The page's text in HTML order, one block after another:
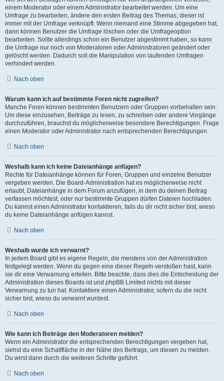
einem Moderator oder einem Administrator bearbeitet werden. Um eine
Umfrage zu bearbeiten, ändere den ersten Beitrag des Themas; dieser ist
immer mit der Umfrage verknüpft. Wenn niemand eine Stimme abgegeben hat,
dann können Benutzer die Umfrage löschen oder die Umfrageoption
bearbeiten. Sollte allerdings schon ein Benutzer abgestimmt haben, so kann
die Umfrage nur noch von Moderatoren oder Administratoren geändert oder
gelöscht werden. Dadurch soll die Manipulation von laufenden Umfragen
verhindert werden.
Nach oben
Warum kann ich auf bestimmte Foren nicht zugreifen?
Manche Foren können bestimmten Benutzern oder Gruppen vorbehalten sein.
Um diese einzusehen, Beiträge zu lesen, zu schreiben oder andere Vorgänge
durchzuführen, brauchst du möglicherweise besondere Berechtigungen. Frage
einen Moderator oder Administrator nach entsprechenden Berechtigungen.
Nach oben
Weshalb kann ich keine Dateianhänge anfügen?
Rechte für Dateianhänge können für Foren, Gruppen und einzelne Benutzer
vergeben werden. Die Board-Administration hat es möglicherweise nicht
erlaubt, Dateianhänge in dem Forum anzufügen, in dem du deinen Beitrag
verfassen möchtest, oder nur bestimmte Gruppen dürfen Dateien hochladen.
Du kannst einen Administrator kontaktieren, falls du dir nicht sicher bist, wieso
du keine Dateianhänge anfügen kannst.
Nach oben
Weshalb wurde ich verwarnt?
In jedem Board gibt es eigene Regeln, die meistens von der Administration
festgelegt werden. Wenn du gegen eine dieser Regeln verstoßen hast, kann
sie dir eine Verwarnung erteilen. Bitte beachte, dass dies die Entscheidung der
Administration dieses Boards ist und phpBB Limited nichts mit dieser
Verwarnung zu tun hat. Kontaktiere einen Administrator, sofern du die nicht
sicher bist, wieso du verwarnt wurdest.
Nach oben
Wie kann ich Beiträge den Moderatoren melden?
Wenn ein Administrator die entsprechenden Berechtigungen vergeben hat,
siehst du eine Schaltfläche in der Nähe des Beitrags, um diesen zu melden.
Du wirst dann durch die weiteren Schritte geführt.
Nach oben